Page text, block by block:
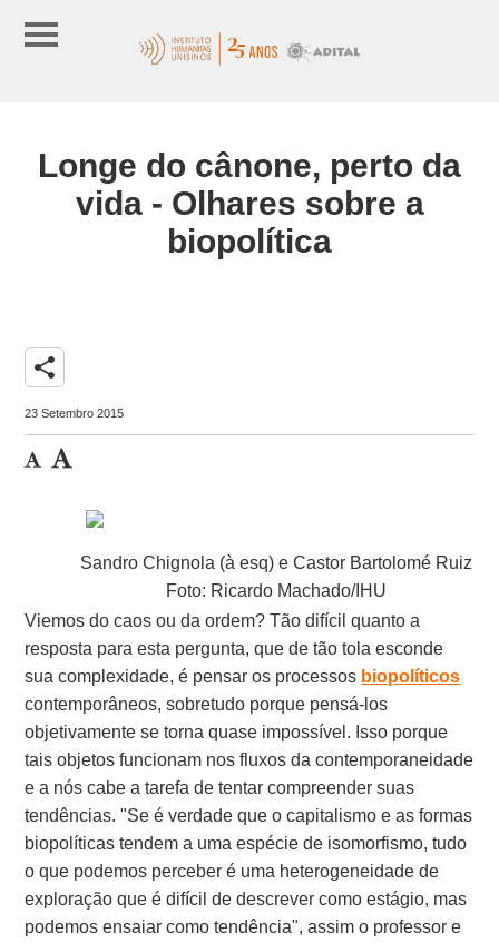
Longe do cânone, perto da
vida - Olhares sobre a
biopolítica
share
23 Setembro 2015
Sandro Chignola (à esq) e Castor Bartolomé Ruiz
Foto: Ricardo Machado/IHU
Viemos do caos ou da ordem? Tão difícil quanto a
resposta para esta pergunta, que de tão tola esconde
sua complexidade, é pensar os processos biopolíticos
contemporâneos, sobretudo porque pensá-los
objetivamente se torna quase impossível. Isso porque
tais objetos funcionam nos fluxos da contemporaneidade
e a nós cabe a tarefa de tentar compreender suas
tendências. "Se é verdade que o capitalismo e as formas
biopolíticas tendem a uma espécie de isomorfismo, tudo
o que podemos perceber é uma heterogeneidade de
exploração que é difícil de descrever como estágio, mas
podemos ensaiar como tendência", assim o professor e